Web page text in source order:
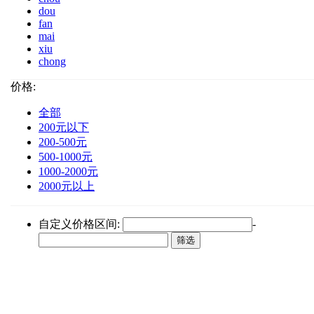
dou
fan
mai
xiu
chong
价格:
全部
200元以下
200-500元
500-1000元
1000-2000元
2000元以上
自定义价格区间: -